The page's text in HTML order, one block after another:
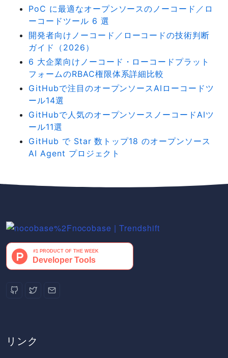
PoC に最適なオープンソースのノーコード／ロ
ーコードツール 6 選
開発者向けノーコード／ローコードの技術判断
ガイド（2026）
6 大企業向けノーコード・ローコードプラット
フォームのRBAC権限体系詳細比較
GitHubで注目のオープンソースAIローコードツ
ール14選
GitHubで人気のオープンソースノーコードAIツ
ール11選
GitHub で Star 数トップ18 のオープンソース
AI Agent プロジェクト
リンク